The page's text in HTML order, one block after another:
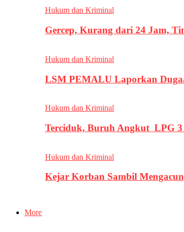
Hukum dan Kriminal
Gercep, Kurang dari 24 Jam,
Hukum dan Kriminal
LSM PEMALU Laporkan
Hukum dan Kriminal
Terciduk, Buruh Angkut LPG
Hukum dan Kriminal
Kejar Korban Sambil
More